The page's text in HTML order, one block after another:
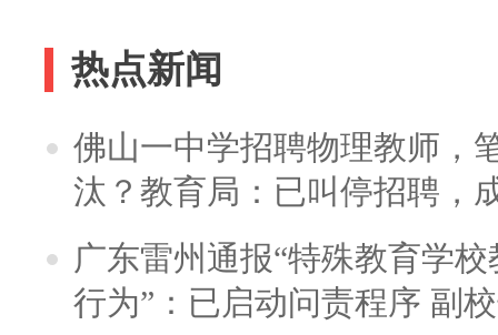
热点新闻
佛山一中学招聘物理教师，
汰？教育局：已叫停招聘，
广东雷州通报“特殊教育学
行为”：已启动问责程序 副